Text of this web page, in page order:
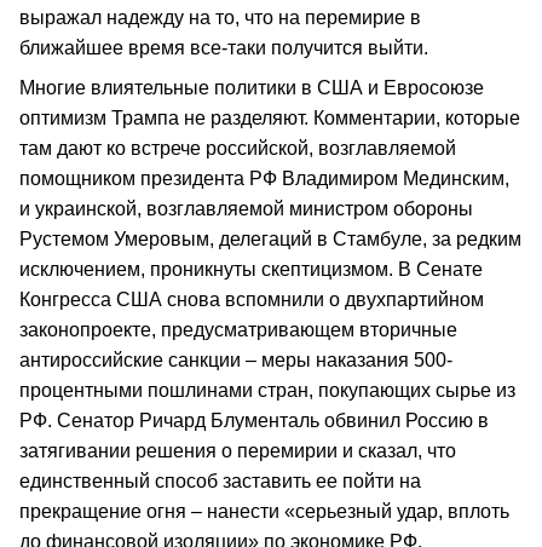
выражал надежду на то, что на перемирие в
ближайшее время все-таки получится выйти.
Многие влиятельные политики в США и Евросоюзе
оптимизм Трампа не разделяют. Комментарии, которые
там дают ко встрече российской, возглавляемой
помощником президента РФ Владимиром Мединским,
и украинской, возглавляемой министром обороны
Рустемом Умеровым, делегаций в Стамбуле, за редким
исключением, проникнуты скептицизмом. В Сенате
Конгресса США снова вспомнили о двухпартийном
законопроекте, предусматривающем вторичные
антироссийские санкции – меры наказания 500-
процентными пошлинами стран, покупающих сырье из
РФ. Сенатор Ричард Блументаль обвинил Россию в
затягивании решения о перемирии и сказал, что
единственный способ заставить ее пойти на
прекращение огня – нанести «серьезный удар, вплоть
до финансовой изоляции» по экономике РФ.